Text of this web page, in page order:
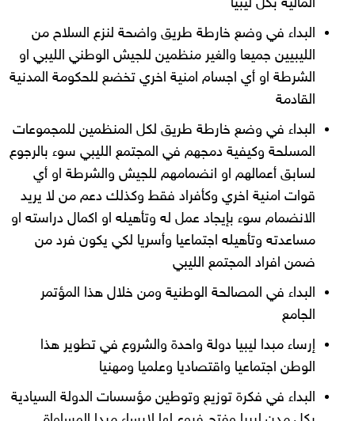
المالية بكل ليبيا
البداء في وضع خارطة طريق واضحة لنزع السلاح من
الليبيين جميعا والغير منظمين للجيش الوطني الليبي او
الشرطة او أي اجسام امنية اخري تخضع للحكومة المدنية
القادمة
البداء في وضع خارطة طريق لكل المنظمين للمجموعات
المسلحة وكيفية دمجهم في المجتمع الليبي سوء بالرجوع
لسابق أعمالهم او انضمامهم للجيش والشرطة او أي
قوات امنية اخري وكأفراد فقط وكذلك دعم من لا يريد
الانضمام سوء بإيجاد عمل له وتأهيله او اكمال دراسته او
مساعدته وتأهيله اجتماعيا وأسريا لكي يكون فرد من
ضمن افراد المجتمع الليبي
البداء في المصالحة الوطنية ومن خلال هذا المؤتمر
الجامع
إرساء مبدا ليبيا دولة واحدة والشروع في تطوير هذا
الوطن اجتماعيا واقتصاديا وعلميا ومهنيا
البداء في فكرة توزيع وتوطين مؤسسات الدولة السيادية